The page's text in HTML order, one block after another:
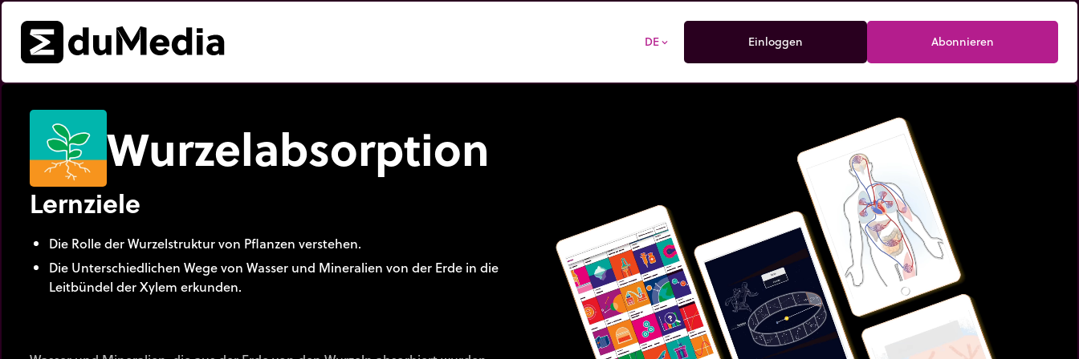
DE expand_more Einloggen Abonnieren
Wurzelabsorption
Lernziele
Die Rolle der Wurzelstruktur von Pflanzen verstehen.
Die Unterschiedlichen Wege von Wasser und Mineralien von der Erde in die
Leitbündel der Xylem erkunden.